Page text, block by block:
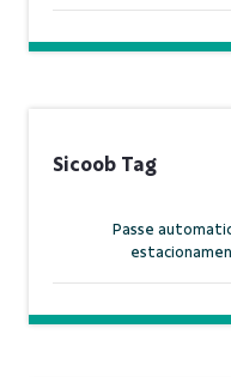
Sicoob Tag
Passe